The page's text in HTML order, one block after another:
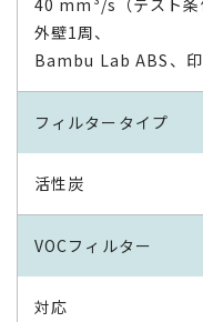
外壁1周、
Bambu Lab ABS、
フィルタータイプ
活性炭
VOCフィルター
対応